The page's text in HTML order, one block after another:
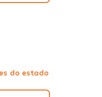
do estado